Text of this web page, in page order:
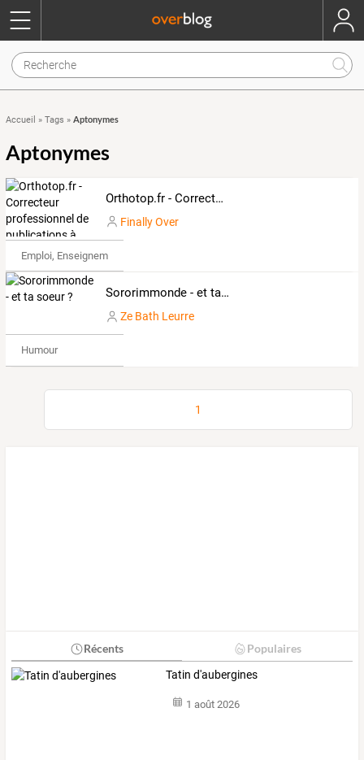
Accueil » Tags » Aptonymes
Aptonymes
Orthotop.fr - Correcteur professionnel de publications à fort enjeu
Finally Over
Emploi, Enseignement & Etudes
Sororimmonde - et ta soeur ?
Ze Bath Leurre
Humour
1
Récents Populaires
Tatin d'aubergines
1 août 2026